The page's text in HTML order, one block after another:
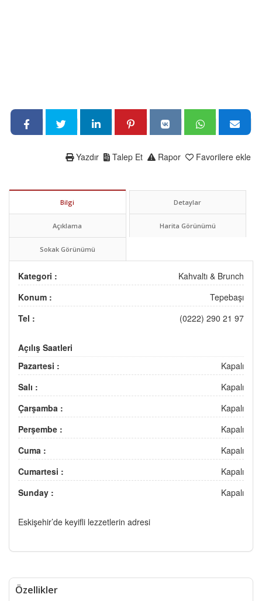
Favorilere ekle
Rapor
Talep Et
Yazdır
Bilgi Detaylar
Açıklama Harita Görünümü
Sokak Görünümü
Kategori :
Kahvaltı & Brunch
Konum :
Tepebaşı
Tel :
(0222) 290 21 97
Açılış Saatleri
Pazartesi :
Kapalı
Salı :
Kapalı
Çarşamba :
Kapalı
Perşembe :
Kapalı
Cuma :
Kapalı
Cumartesi :
Kapalı
Sunday :
Kapalı
Eskişehir’de keyifli lezzetlerin adresi
Özellikler